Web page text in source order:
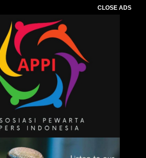
CLOSE ADS